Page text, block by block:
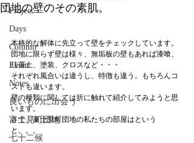
Project
Days
Column
Event
Notes
良いものに出会う
富士見町団地
七十二候
団地の壁のその素肌。
本格的な解体に先立って壁をチェックしています。
団地に限らず壁は様々、無垢板の壁もあれば漆喰、
珪藻土、塗装、クロスなど・・・
それぞれ風合いは違うし、特徴も違う。もちろんコ
ストも違います。
壁の種類に関しては折に触れて紹介してみようと思
います。
さて、富士見町団地の私たちの部屋はという
と。。。